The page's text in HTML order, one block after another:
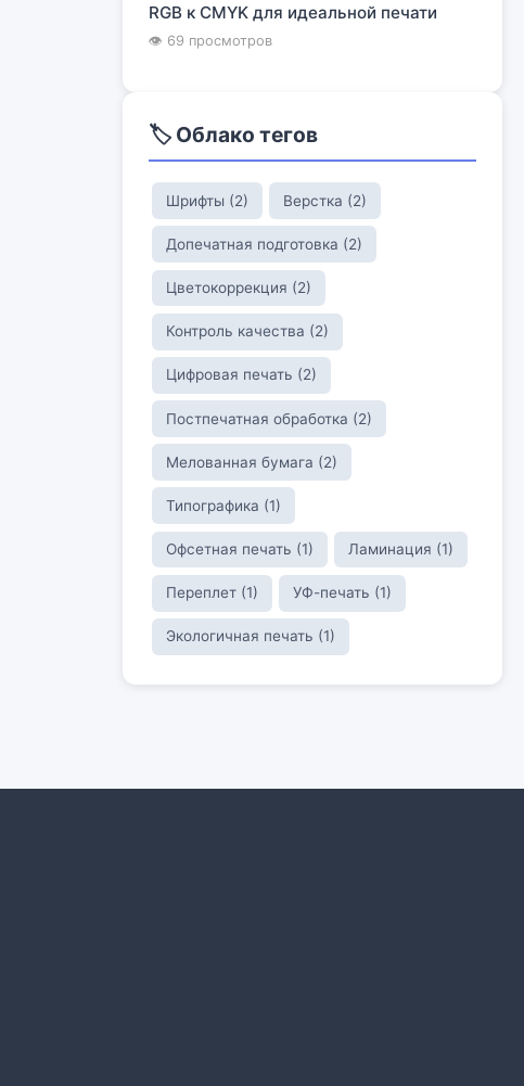
RGB к CMYK для идеальной печати
👁 69 просмотров
🏷️ Облако тегов
Шрифты (2) Верстка (2)
Допечатная подготовка (2)
Цветокоррекция (2)
Контроль качества (2)
Цифровая печать (2)
Постпечатная обработка (2)
Мелованная бумага (2)
Типографика (1)
Офсетная печать (1) Ламинация (1)
Переплет (1) УФ-печать (1)
Экологичная печать (1)